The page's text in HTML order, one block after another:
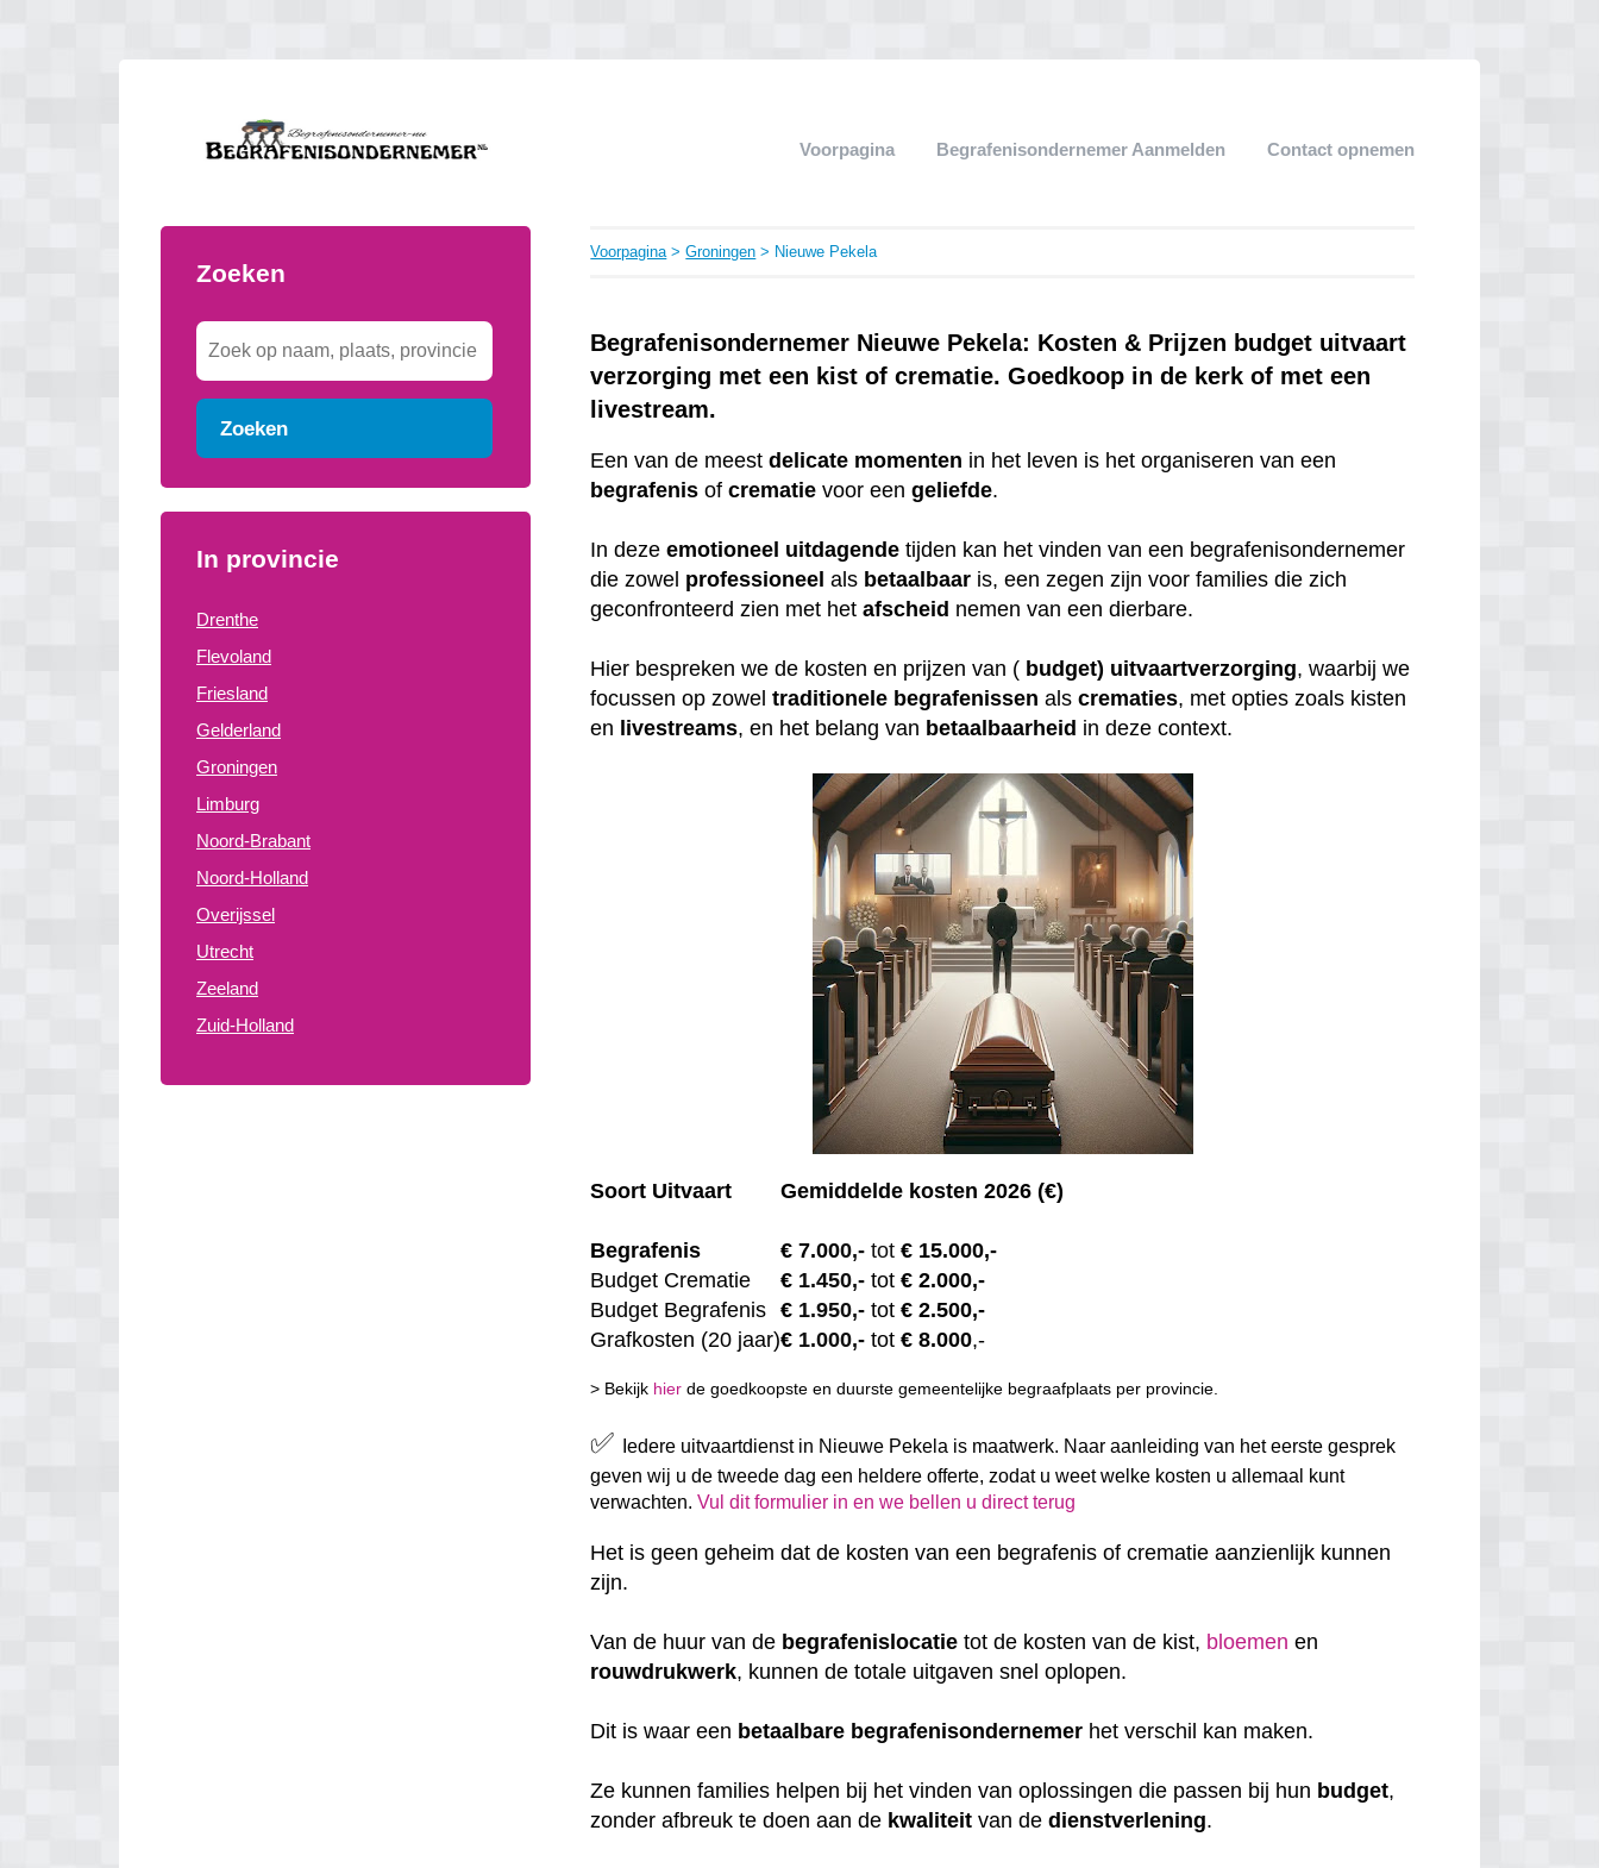
Voorpagina Begrafenisondernemer Aanmelden Contact opnemen
Zoeken
Zoeken
In provincie
Drenthe
Flevoland
Friesland
Gelderland
Groningen
Limburg
Noord-Brabant
Noord-Holland
Overijssel
Utrecht
Zeeland
Zuid-Holland
Voorpagina>Groningen > Nieuwe Pekela
Begrafenisondernemer Nieuwe Pekela: Kosten & Prijzen budget uitvaart
verzorging met een kist of crematie. Goedkoop in de kerk of met een
livestream.
Een van de meestdelicate momenten in het leven is het organiseren van een
begrafenis ofcrematie voor eengeliefde.
In dezeemotioneel uitdagende tijden kan het vinden van een begrafenisondernemer
die zowel professioneel als betaalbaar is, een zegen zijn voor families die zich
geconfronteerd zien met hetafscheid nemen van een dierbare.
Hier bespreken we de kosten en prijzen van ( budget) uitvaartverzorging, waarbij we
focussen op zoweltraditionele begrafenissen alscrematies, met opties zoals kisten
en livestreams, en het belang van betaalbaarheid in deze context.
Soort Uitvaart Gemiddelde kosten 2026 (€)
Begrafenis € 7.000,- tot € 15.000,-
Budget Crematie
€ 1.450,- tot€ 2.000,-
Budget Begrafenis € 1.950,- tot€ 2.500,-
Grafkosten (20 jaar)€ 1.000,- tot€ 8.000,-
> Bekijk hier de goedkoopste en duurste gemeentelijke begraafplaats per provincie.
✅
Iedere uitvaartdienst in Nieuwe Pekela is maatwerk. Naar aanleiding van het eerste gesprek
geven wij u de tweede dag een heldere offerte, zodat u weet welke kosten u allemaal kunt
verwachten.Vul dit formulier in en we bellen u direct terug
Het is geen geheim dat de kosten van een begrafenis of crematie aanzienlijk kunnen
zijn.
Van de huur van de begrafenislocatie tot de kosten van de kist, bloemen en
rouwdrukwerk, kunnen de totale uitgaven snel oplopen.
Dit is waar een betaalbare begrafenisondernemer het verschil kan maken.
Ze kunnen families helpen bij het vinden van oplossingen die passen bij hun budget,
zonder afbreuk te doen aan de kwaliteit van dedienstverlening.